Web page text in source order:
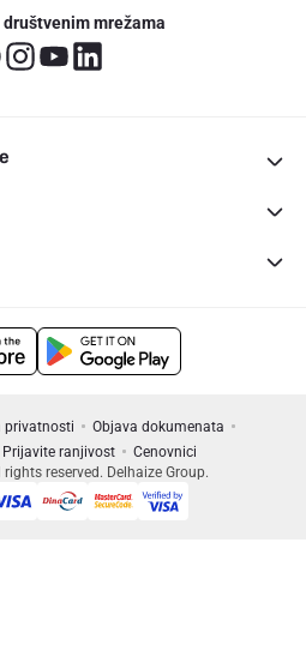
mrežama
privatnosti
Objava dokumenata
Prijavite ranjivost
Cenovnici
reserved. Delhaize Group.